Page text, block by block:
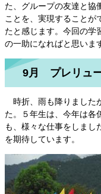
た、グループの友達と協
ことを、実現することが
たと感じます。今回の学
の一助になればと思いま
9月 プレリュー
時折、雨も降りました
た。５年生は、今年は各
も、様々な仕事をしまし
を期待しています。